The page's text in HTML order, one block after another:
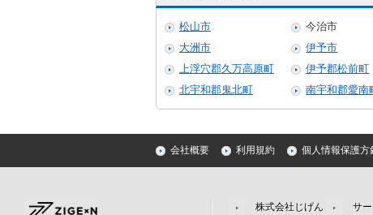
松山市 今治市
大洲市
伊予市
上浮穴郡久万高原町
伊予郡松前町
北宇和郡鬼北町
南宇和郡愛南
会社概要 利用規約 個人情報保護方
株式会社じげん サ